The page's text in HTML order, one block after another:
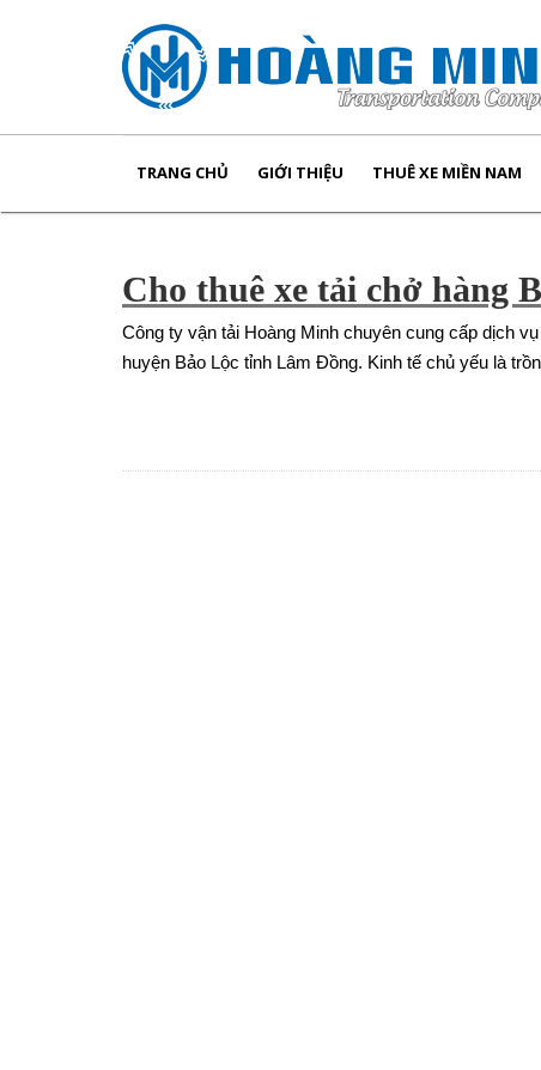
TRANG CHỦ GIỚI THIỆU THUÊ XE MIỀN NAM
Cho thuê xe tải chở hàng
Công ty vận tải Hoàng Minh chuyên cung cấp dịch
huyện Bảo Lộc tỉnh Lâm Đồng. Kinh tế chủ yếu là